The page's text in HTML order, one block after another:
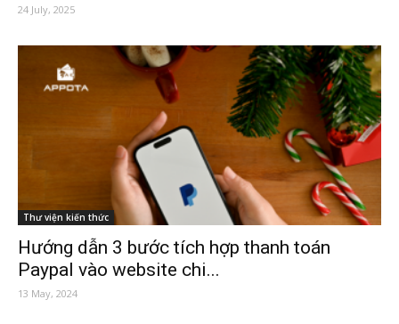
24 July, 2025
Thư viện kiến thức
Hướng dẫn 3 bước tích hợp thanh toán
Paypal vào website chi...
13 May, 2024